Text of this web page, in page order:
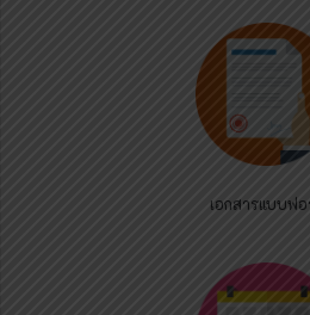
เอกสารแบบฟ